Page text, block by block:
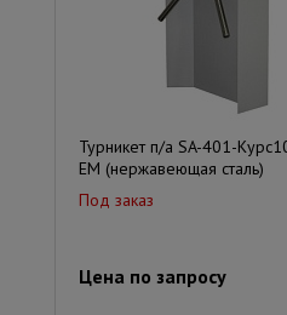
Турникет п/а SA-401-
EM (нержавеющая сталь)
Под заказ
Цена по запросу